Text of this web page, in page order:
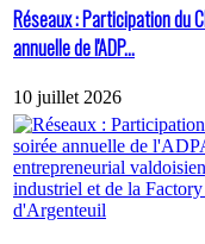
Réseaux : Participation du
annuelle de l'ADP...
10 juillet 2026